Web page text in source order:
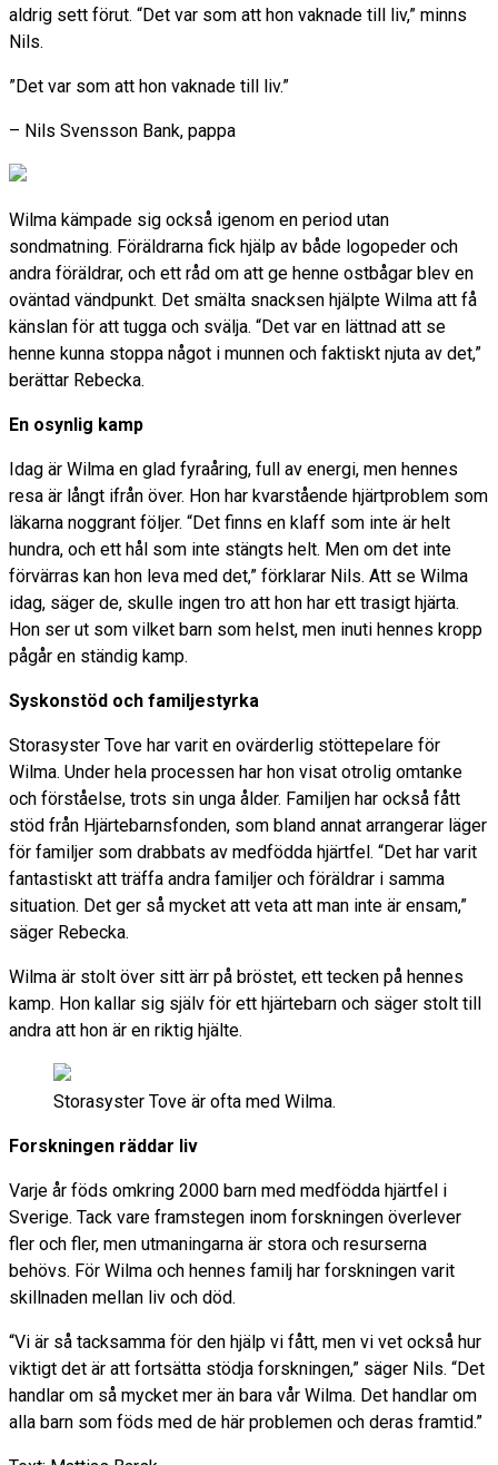
aldrig sett förut. “Det var som att hon vaknade till liv,” minns
Nils.
”Det var som att hon vaknade till liv.”
– Nils Svensson Bank, pappa
Wilma kämpade sig också igenom en period utan
sondmatning. Föräldrarna fick hjälp av både logopeder och
andra föräldrar, och ett råd om att ge henne ostbågar blev en
oväntad vändpunkt. Det smälta snacksen hjälpte Wilma att få
känslan för att tugga och svälja. “Det var en lättnad att se
henne kunna stoppa något i munnen och faktiskt njuta av det,”
berättar Rebecka.
En osynlig kamp
Idag är Wilma en glad fyraåring, full av energi, men hennes
resa är långt ifrån över. Hon har kvarstående hjärtproblem som
läkarna noggrant följer. “Det finns en klaff som inte är helt
hundra, och ett hål som inte stängts helt. Men om det inte
förvärras kan hon leva med det,” förklarar Nils. Att se Wilma
idag, säger de, skulle ingen tro att hon har ett trasigt hjärta.
Hon ser ut som vilket barn som helst, men inuti hennes kropp
pågår en ständig kamp.
Syskonstöd och familjestyrka
Storasyster Tove har varit en ovärderlig stöttepelare för
Wilma. Under hela processen har hon visat otrolig omtanke
och förståelse, trots sin unga ålder. Familjen har också fått
stöd från Hjärtebarnsfonden, som bland annat arrangerar läger
för familjer som drabbats av medfödda hjärtfel. “Det har varit
fantastiskt att träffa andra familjer och föräldrar i samma
situation. Det ger så mycket att veta att man inte är ensam,”
säger Rebecka.
Wilma är stolt över sitt ärr på bröstet, ett tecken på hennes
kamp. Hon kallar sig själv för ett hjärtebarn och säger stolt till
andra att hon är en riktig hjälte.
Storasyster Tove är ofta med Wilma.
Forskningen räddar liv
Varje år föds omkring 2000 barn med medfödda hjärtfel i
Sverige. Tack vare framstegen inom forskningen överlever
fler och fler, men utmaningarna är stora och resurserna
behövs. För Wilma och hennes familj har forskningen varit
skillnaden mellan liv och död.
“Vi är så tacksamma för den hjälp vi fått, men vi vet också hur
viktigt det är att fortsätta stödja forskningen,” säger Nils. “Det
handlar om så mycket mer än bara vår Wilma. Det handlar om
alla barn som föds med de här problemen och deras framtid.”